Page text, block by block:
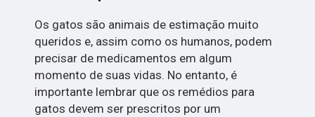
Os gatos são animais de estimação muito
queridos e, assim como os humanos, podem
precisar de medicamentos em algum
momento de suas vidas. No entanto, é
importante lembrar que os remédios para
gatos devem ser prescritos por um